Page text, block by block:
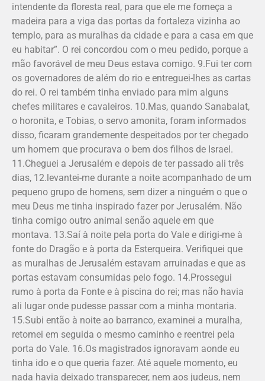
intendente da floresta real, para que ele me forneça a
madeira para a viga das portas da fortaleza vizinha ao
templo, para as muralhas da cidade e para a casa em que
eu habitar”. O rei concordou com o meu pedido, porque a
mão favorável de meu Deus estava comigo. 9.Fui ter com
os governadores de além do rio e entreguei-lhes as cartas
do rei. O rei também tinha enviado para mim alguns
chefes militares e cavaleiros. 10.Mas, quando Sanabalat,
o horonita, e Tobias, o servo amonita, foram informados
disso, ficaram grandemente despeitados por ter chegado
um homem que procurava o bem dos filhos de Israel.
11.Cheguei a Jerusalém e depois de ter passado ali três
dias, 12.levantei-me durante a noite acompanhado de um
pequeno grupo de homens, sem dizer a ninguém o que o
meu Deus me tinha inspirado fazer por Jerusalém. Não
tinha comigo outro animal senão aquele em que
montava. 13.Saí à noite pela porta do Vale e dirigi-me à
fonte do Dragão e à porta da Esterqueira. Verifiquei que
as muralhas de Jerusalém estavam arruinadas e que as
portas estavam consumidas pelo fogo. 14.Prossegui
rumo à porta da Fonte e à piscina do rei; mas não havia
ali lugar onde pudesse passar com a minha montaria.
15.Subi então à noite ao barranco, examinei a muralha,
retomei em seguida o mesmo caminho e reentrei pela
porta do Vale. 16.Os magistrados ignoravam aonde eu
tinha ido e o que queria fazer. Até aquele momento, eu
nada havia deixado trans­parecer, nem aos judeus, nem